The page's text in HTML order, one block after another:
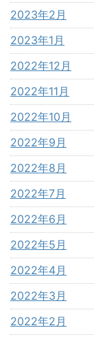
2023年2月
2023年1月
2022年12月
2022年11月
2022年10月
2022年9月
2022年8月
2022年7月
2022年6月
2022年5月
2022年4月
2022年3月
2022年2月